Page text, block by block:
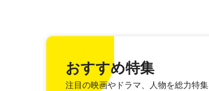
おすすめ特集
注目の映画やドラマ、人物を総力特集